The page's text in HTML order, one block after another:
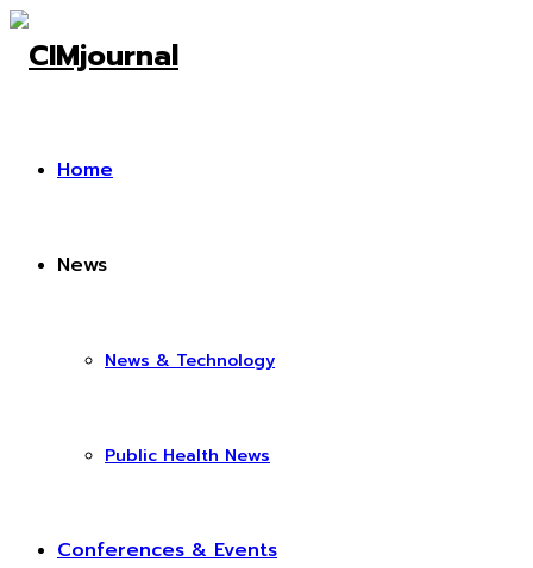
Home
News
News & Technology
Public Health News
Conferences & Events